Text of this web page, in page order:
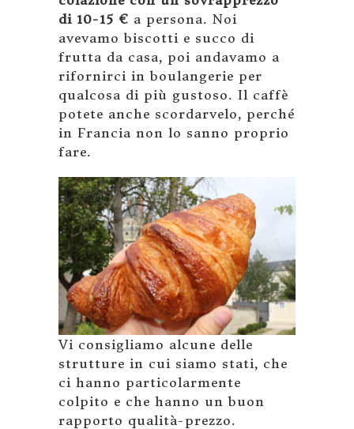
di 10-15 € a persona. Noi
avevamo biscotti e succo di
frutta da casa, poi andavamo a
rifornirci in boulangerie per
qualcosa di più gustoso. Il caffè
potete anche scordarvelo, perché
in Francia non lo sanno proprio
fare.
Vi consigliamo alcune delle
strutture in cui siamo stati, che
ci hanno particolarmente
colpito e che hanno un buon
rapporto qualità-prezzo.